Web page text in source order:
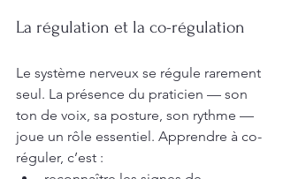
La régulation et la co-régulation
Le système nerveux se régule rarement
seul. La présence du praticien — son
ton de voix, sa posture, son rythme —
joue un rôle essentiel. Apprendre à co-
réguler, c’est :